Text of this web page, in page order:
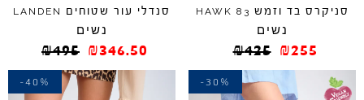
סניקרס בד וזמש HAWK 83
נשים
₪425 ₪255
סנדלי עור שטוחים LANDEN
נשים
₪495 ₪346.50
-30%
-40%